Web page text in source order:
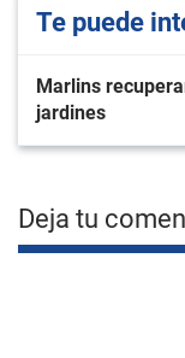
Te puede
Marlins
jardines
Deja tu